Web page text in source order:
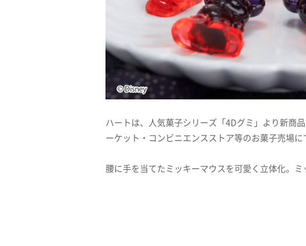
ハートは、人気菓子シリーズ「4Dグミ」より新商
ーケット・コンビニエンスストア等のお菓子売場
腰に手を当てたミッキーマウスを可愛く立体化。